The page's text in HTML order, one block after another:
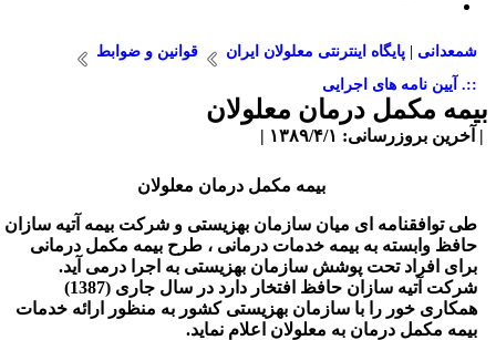
شمعدانی | پایگاه اینترنتی معلولان ایران
قوانین و ضوابط
::. آیین نامه های اجرایی
مکمل درمان معلولان
بروزرسانی: ۱۳۸۹/۴/۱ |
بیمه مکمل درمان معلولان
طی توافقنامه ای میان سازمان بهزیستی و شرکت بیمه آتیه سازان
حافظ وابسته به بیمه خدمات درمانی ، طرح بیمه مکمل درمانی
برای افراد تحت پوشش سازمان بهزیستی به اجرا درمی آید.
شرکت آتیه سازان حافظ افتخار دارد در سال جاری (1387)
همکاری خور را با سازمان بهزیستی کشور به منظور ارائه خدمات
بیمه مکمل درمان به معلولان اعلام نماید.